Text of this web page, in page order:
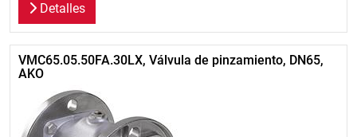
Detalles
VMC65.05.50FA.30LX, Válvula de pinzamiento, DN65,
AKO